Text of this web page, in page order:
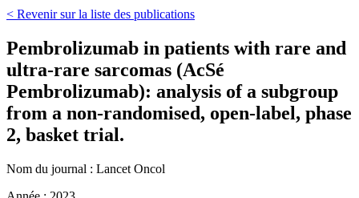
< Revenir sur la liste des publications
Pembrolizumab in patients with rare and
ultra-rare sarcomas (AcSé
Pembrolizumab): analysis of a subgroup
from a non-randomised, open-label, phase
2, basket trial.
Nom du journal : Lancet Oncol